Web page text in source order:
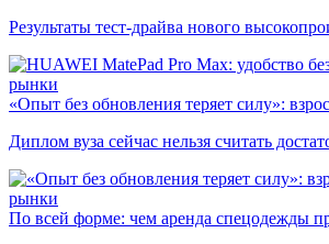
Результаты тест-драйва нового
рынки
«Опыт без обновления теряет силу»:
Диплом вуза сейчас нельзя считать
рынки
По всей форме: чем аренда спецодежды